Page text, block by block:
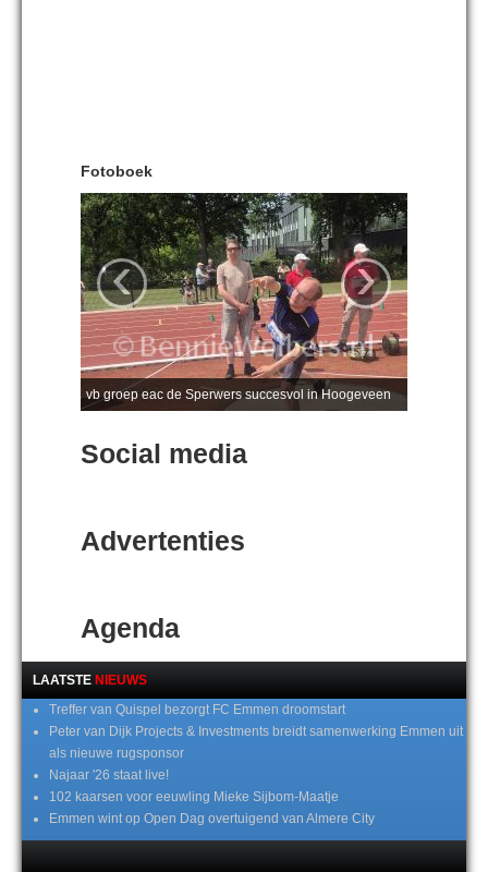
Fotoboek
vb groep eac de Sperwers succesvol in Hoogeveen
‹ ›
Social media
Advertenties
Agenda
LAATSTE NIEUWS
Treffer van Quispel bezorgt FC Emmen droomstart
Peter van Dijk Projects & Investments breidt samenwerking Emmen uit
als nieuwe rugsponsor
Najaar '26 staat live!
102 kaarsen voor eeuwling Mieke Sijbom-Maatje
Emmen wint op Open Dag overtuigend van Almere City